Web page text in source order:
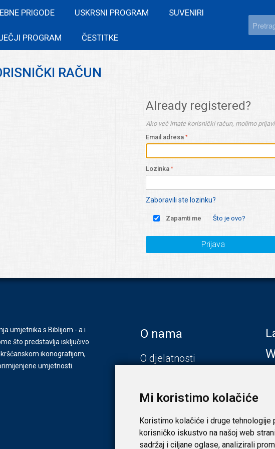
Mi koristimo kolačiće
Koristimo kolačiće i druge tehnologije
korisničko iskustvo na našoj web
sadržaj i ciljane oglase, analizirali
PRIGODE USKRSNI PROGRAM SUVENIRI
PROGRAM ČESTITKE
RAČUN
Already registered?
Ako već imate korisnički račun, molimo
Email adresa
Lozinka
Zaboravili ste lozinku?
Zapamti me Što je ovo?
Prijava
umjetnika s Biblijom - a i
što predstavlja isključivo
ikonografijom,
umjetnosti.
O nama
O djelatnosti
Zadar